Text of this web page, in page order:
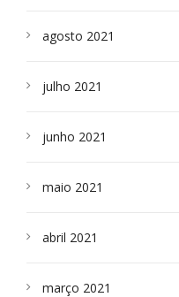
agosto 2021
julho 2021
junho 2021
maio 2021
abril 2021
março 2021